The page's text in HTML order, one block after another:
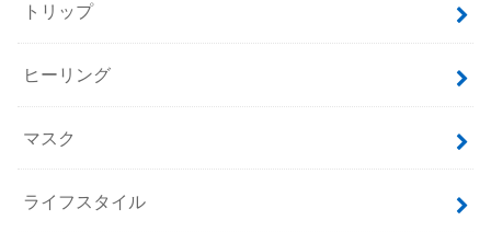
トリップ
ヒーリング
マスク
ライフスタイル